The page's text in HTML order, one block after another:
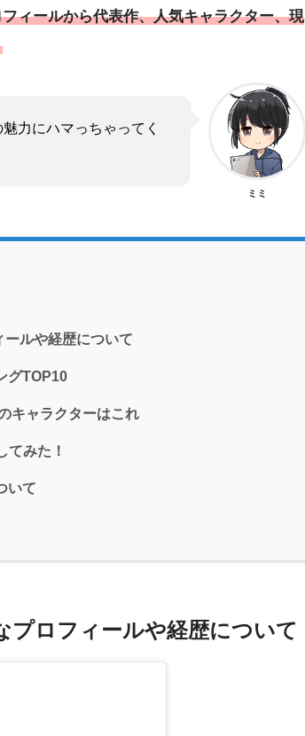
ィールから代表作、人気キャラクター、現
力にハマっちゃってく
ミミ
ルや経歴について
グTOP10
キャラクターはこれ
てみた！
いて
プロフィールや経歴について